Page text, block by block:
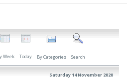
Week Today By Categories Search
Saturday 14 November 2020